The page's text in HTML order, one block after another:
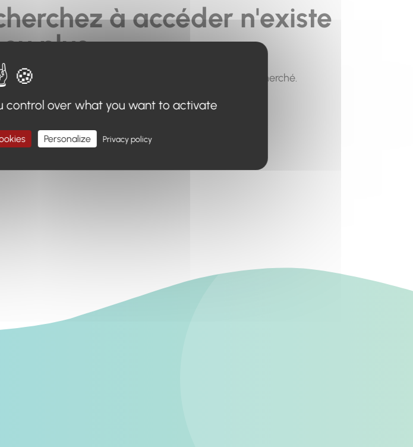
à accéder n'existe
plus.
page, ou à utiliser le menu pour trouver le contenu recherché.
à l'accueil
control over what you want to activate
Personalize Privacy policy